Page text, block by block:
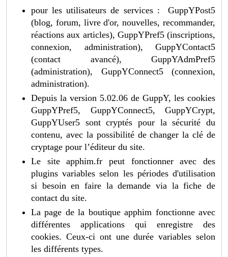
pour les utilisateurs de services : GuppYPost5
(blog, forum, livre d'or, nouvelles, recommander,
réactions aux articles), GuppYPref5 (inscriptions,
connexion, administration), GuppYContact5
(contact avancé), GuppYAdmPref5
(administration), GuppYConnect5 (connexion,
administration).
Depuis la version 5.02.06 de GuppY, les cookies
GuppYPref5, GuppYConnect5, GuppYCrypt,
GuppYUser5 sont cryptés pour la sécurité du
contenu, avec la possibilité de changer la clé de
cryptage pour l’éditeur du site.
Le site apphim.fr peut fonctionner avec des
plugins variables selon les périodes d'utilisation
si besoin en faire la demande via la fiche de
contact du site.
La page de la boutique apphim fonctionne avec
différentes applications qui enregistre des
cookies. Ceux-ci ont une durée variables selon
les différents types.